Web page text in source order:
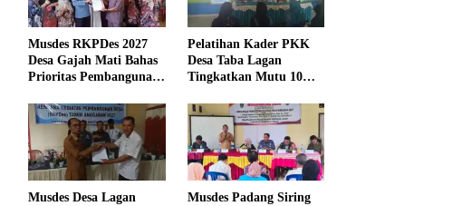
Musdes RKPDes 2027
Desa Gajah Mati Bahas
Prioritas Pembangunan
Pelatihan Kader PKK
Desa Taba Lagan
Tingkatkan Mutu 10
Musdes Desa Lagan
Musdes Padang Siring